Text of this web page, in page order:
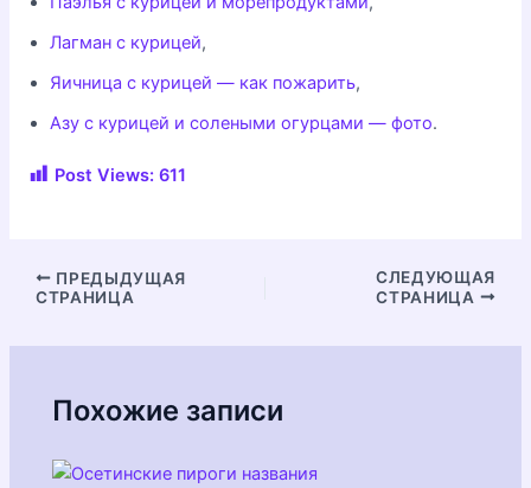
Лагман с курицей,
Яичница с курицей — как пожарить,
Азу с курицей и солеными огурцами — фото.
Post Views: 611
НавигацияПРЕДЫДУЩАЯ
СТРАНИЦА
СЛЕДУЮЩАЯ
СТРАНИЦА
Похожие записи